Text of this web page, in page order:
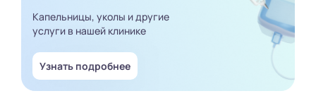
Капельницы, уколы и другие
услуги в нашей клинике
Узнать подробнее